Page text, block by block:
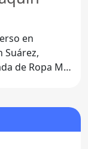
en
de Ropa Mi